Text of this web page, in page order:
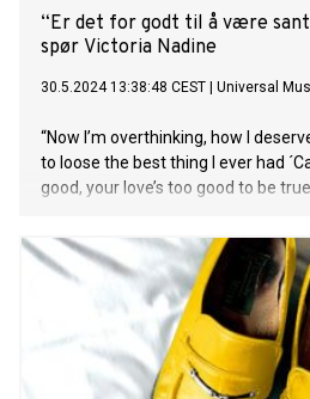
“Er det for godt til å være
spør Victoria Nadine
30.5.2024 13:38:48 CEST Universal
“Now I’m overthinking, how I
to loose the best thing I ever had
good, your love’s too good to be true